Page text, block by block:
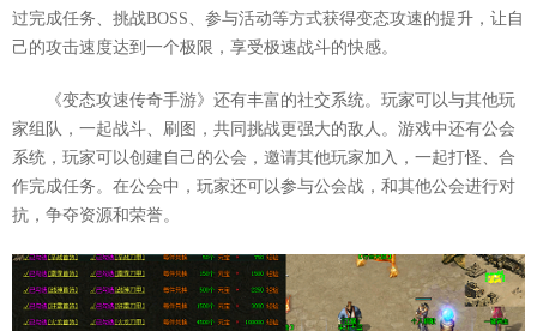
过完成任务、挑战BOSS、参与活动等方式获得变态攻速的提升，让自
己的攻击速度达到一个极限，享受极速战斗的快感。
《变态攻速传奇手游》还有丰富的社交系统。玩家可以与其他玩
家组队，一起战斗、刷图，共同挑战更强大的敌人。游戏中还有公会
系统，玩家可以创建自己的公会，邀请其他玩家加入，一起打怪、合
作完成任务。在公会中，玩家还可以参与公会战，和其他公会进行对
抗，争夺资源和荣誉。